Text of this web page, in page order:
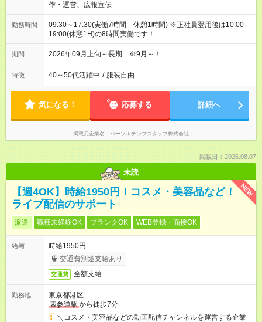
作・運営、広報宣伝
勤務時間
09:30～17:30(実働7時間 休憩1時間) ※正社員登用後は10:00-
19:00(休憩1H)の8時間実働です！
期間 2026年09月上旬～長期 ※9月～！
特徴 40～50代活躍中 / 服装自由
気になる！ 応募する 詳細へ
掲載元企業名 パーソルテンプスタッフ株式会社
掲載日：2026.08.07
未読
NEW
【週4OK】時給1950円！コスメ・美容品など！
ライブ配信のサポート
派遣 職種未経験OK ブランクOK WEB登録・面接OK
給与
時給1950円
交通費別途支給あり
交通費 全額支給
勤務地
東京都港区
表参道駅から徒歩7分
＼コスメ・美容品などの動画配信チャンネルを運営する企業